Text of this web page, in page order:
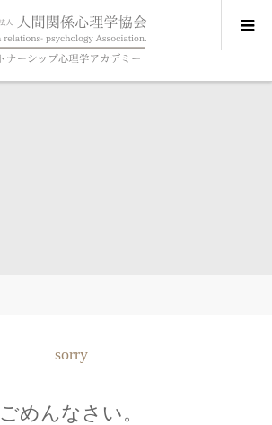
sorry
ごめんなさい。